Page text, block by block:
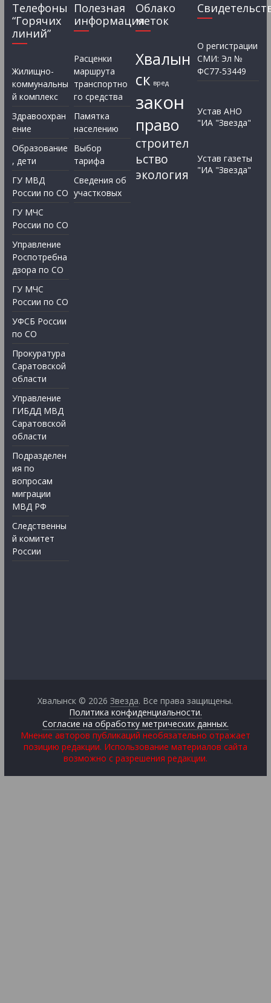
Телефоны
“Горячих
линий”
Жилищно-
коммунальны
й комплекс
Здравоохран
ение
Образование
, дети
ГУ МВД
России по СО
ГУ МЧС
России по СО
Управление
Роспотребна
дзора по СО
ГУ МЧС
России по СО
УФСБ России
по СО
Прокуратура
Саратовской
области
Управление
ГИБДД МВД
Саратовской
области
Подразделен
ия по
вопросам
миграции
МВД РФ
Следственны
й комитет
России
Полезная
информация
Расценки
маршрута
транспортно
го средства
Памятка
населению
Выбор
тарифа
Сведения об
участковых
Облако
меток
Хвалын
ск вред
закон
право
строител
ьство
экология
О регистрации
СМИ: Эл №
ФС77-53449
Устав АНО
"ИА "Звезда"
Устав газеты
"ИА "Звезда"
Хвалынск © 2026Звезда. Все права защищены.
Политика конфиденциальности.
Согласие на обработку метрических данных.
Мнение авторов публикаций необязательно отражает
позицию редакции. Использование материалов сайта
возможно с разрешения редакции.